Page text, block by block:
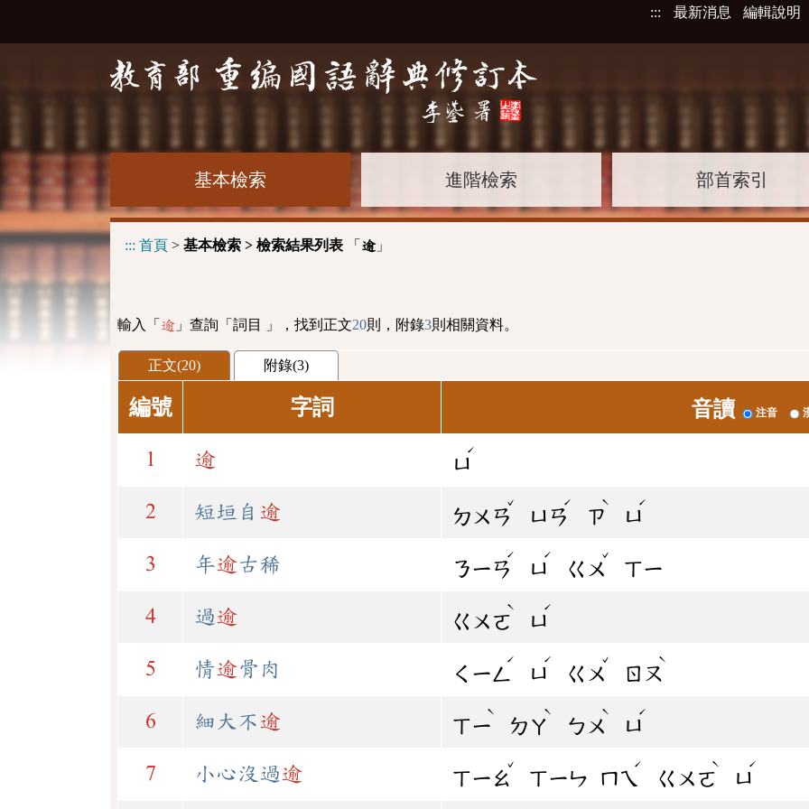
::: 最新消息 編輯說明
基本檢索 進階檢索 部首索引
::: 首頁 > 基本檢索 > 檢索結果列表 「 逾」
輸入「 逾 」查詢「詞目 」，找到正文20則，附錄3則相關資料。
正文(20) 附錄(3)
編號 字詞 音讀 注音
1 逾 ㄩ
ˊ
2 短垣自 逾 ㄉㄨㄢ
ˇ
ㄩㄢ
ˊ
ㄗ
ˋ
ㄩ
ˊ
3 年逾古稀 ㄋㄧㄢ
ˊ
ㄩ
ˊ
ㄍㄨ
ˇ
ㄒㄧ
4 過逾 ㄍㄨㄛ
ˋ
ㄩ
ˊ
5 情逾骨肉 ㄑㄧㄥ
ˊ
ㄩ
ˊ
ㄍㄨ
ˇ
ㄖㄡ
ˋ
6 細大不逾 ㄒㄧ
ˋ
ㄉㄚ
ˋ
ㄅㄨ
ˋ
ㄩ
ˊ
7 小心沒過逾 ㄒㄧㄠ
ˇ
ㄒㄧㄣ ㄇㄟ
ˊ
ㄍㄨㄛ
ˋ
ㄩ
ˊ